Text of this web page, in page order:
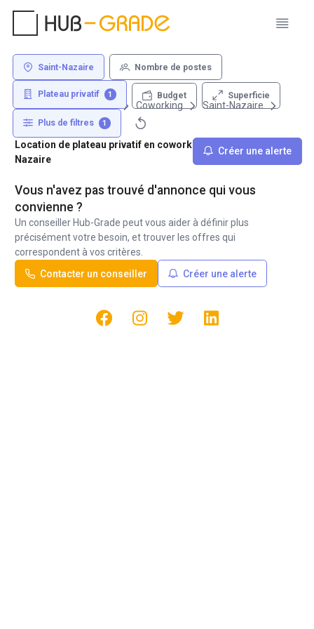
Saint-Nazaire Nombre de postes
Plateau privatif 1 Budget Superficie
Plus de filtres 1
Créer une alerte
Coworking Saint-Nazaire
Location de plateau privatif en coworking - 44600 Saint-
Nazaire
Vous n'avez pas trouvé d'annonce qui vous
convienne ?
Un conseiller Hub-Grade peut vous aider à définir plus
précisément votre besoin, et trouver les offres qui
correspondent à vos critères.
Contacter un conseiller
Créer une alerte